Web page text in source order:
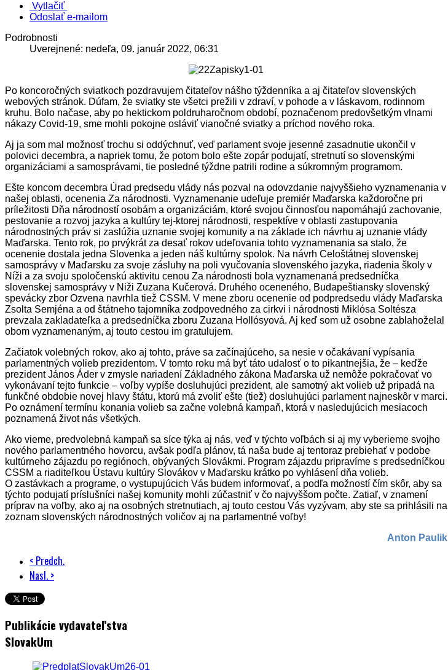
Vytlačiť
Odoslať e-mailom
Podrobnosti
Uverejnené: nedeľa, 09. január 2022, 06:31
Po koncoročných sviatkoch pozdravujem čitateľov nášho týždenníka a aj čitateľov slovenských
webových stránok. Dúfam, že sviatky ste všetci prežili v zdraví, v pohode a v láskavom, rodinnom
kruhu. Bolo načase, aby po hektickom poldruharočnom období, poznačenom predovšetkým vlnami
nákazy Covid-19, sme mohli pokojne osláviť vianočné sviatky a príchod nového roka.
Aj ja som mal možnosť trochu si oddýchnuť, veď parlament svoje jesenné zasadnutie ukončil v
polovici decembra, a napriek tomu, že potom bolo ešte zopár podujatí, stretnutí so slovenskými
organizáciami a samosprávami, tie posledné týždne patrili rodine a súkromným programom.
Ešte koncom decembra Úrad predsedu vlády nás pozval na odovzdanie najvyššieho vyznamenania v
našej oblasti, ocenenia Za národnosti. Vyznamenanie udeľuje premiér Maďarska každoročne pri
príležitosti Dňa národností osobám a organizáciám, ktoré svojou činnosťou napomáhajú zachovanie,
pestovanie a rozvoj jazyka a kultúry tej-ktorej národnosti, respektíve v oblasti zastupovania
národnostných práv si zaslúžia uznanie svojej komunity a na základe ich návrhu aj uznanie vlády
Maďarska. Tento rok, po prvýkrát za desať rokov udeľovania tohto vyznamenania sa stalo, že
ocenenie dostala jedna Slovenka a jeden náš kultúrny spolok. Na návrh Celoštátnej slovenskej
samosprávy v Maďarsku za svoje zásluhy na poli vyučovania slovenského jazyka, riadenia školy v
Níži a za svoju spoločenskú aktivitu cenou Za národnosti bola vyznamenaná predsedníčka
slovenskej samosprávy v Niži Zuzana Kučerová. Druhého oceneného, Budapeštiansky slovenský
spevácky zbor Ozvena navrhla tiež CSSM. V mene zboru ocenenie od podpredsedu vlády Maďarska
Zsolta Semjéna a od štátneho tajomníka zodpovedného za cirkvi i národnosti Miklósa Soltésza
prevzala zakladateľka a predsedníčka zboru Zuzana Hollósyová. Aj keď som už osobne zablahoželal
obom vyznamenaným, aj touto cestou im gratulujem.
Začiatok volebných rokov, ako aj tohto, práve sa začínajúceho, sa nesie v očakávaní vypísania
parlamentných volieb prezidentom. V tomto roku má byť táto udalosť o to pikantnejšia, že – keďže
prezident János Áder v zmysle nariadení Základného zákona Maďarska už nemôže pokračovať vo
vykonávaní tejto funkcie – voľby vypíše dosluhujúci prezident, ale samotný akt volieb už pripadá na
funkčné obdobie novej hlavy štátu, ktorú má zvoliť ešte (tiež) dosluhujúci parlament najneskôr v marci.
Po oznámení termínu konania volieb sa začne volebná kampaň, ktorá v nasledujúcich mesiacoch
poznamená život nás všetkých.
Ako vieme, predvolebná kampaň sa síce týka aj nás, veď v týchto voľbách si aj my vyberieme svojho
nového parlamentného hovorcu, avšak podľa plánov, tá naša bude aj tentoraz prebiehať v podobe
kultúrneho zájazdu po regiónoch, obývaných Slovákmi. Program zájazdu pripravíme s predsedníčkou
CSSM a riaditeľkou Ústavu kultúry Slovákov v Maďarsku krátko po vyhlásení dňa volieb.
O zastávkach a programe, o vystupujúcich Vás budem informovať, a podľa možností čím skôr, aby sa
týchto podujatí príslušníci našej komunity mohli zúčastniť v čo najvyššom počte. Zatiaľ, v znamení
príprav na voľby, ako aj na osobných stretnutiach, aj touto cestou Vás vyzývam, aby ste sa prihlásili na
zoznam slovenských národnostných voličov aj na parlamentné voľby!
Anton Paulik
< Predch.
Nasl. >
Publikácie vydavateľstva
SlovakUm